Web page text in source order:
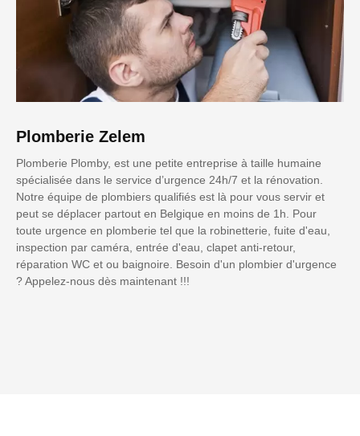
Plomberie Zelem
Plomberie Plomby, est une petite entreprise à taille humaine
spécialisée dans le service d’urgence 24h/7 et la rénovation.
Notre équipe de plombiers qualifiés est là pour vous servir et
peut se déplacer partout en Belgique en moins de 1h. Pour
toute urgence en plomberie tel que la robinetterie, fuite d'eau,
inspection par caméra, entrée d'eau, clapet anti-retour,
réparation WC et ou baignoire. Besoin d'un plombier d'urgence
? Appelez-nous dès maintenant !!!